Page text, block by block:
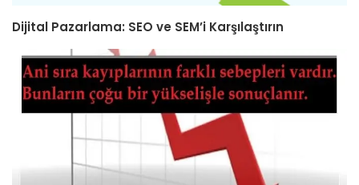
Dijital Pazarlama: SEO ve SEM’i Karşılaştırın